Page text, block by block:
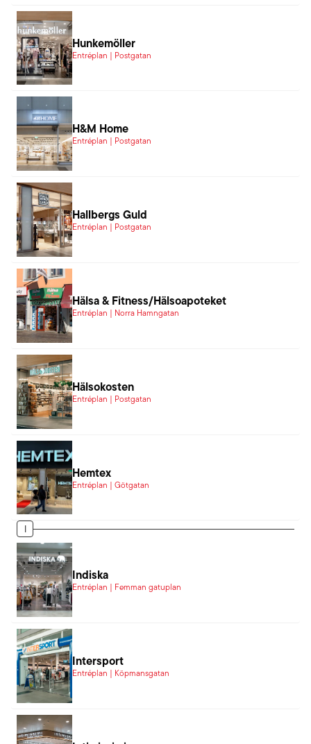
Hunkemöller
Entréplan | Postgatan
H&M Home
Entréplan | Postgatan
Hallbergs Guld
Entréplan | Postgatan
Hälsa & Fitness/Hälsoapoteket
Entréplan | Norra Hamngatan
Hälsokosten
Entréplan | Postgatan
Hemtex
Entréplan | Götgatan
I
Indiska
Entréplan | Femman gatuplan
Intersport
Entréplan | Köpmansgatan